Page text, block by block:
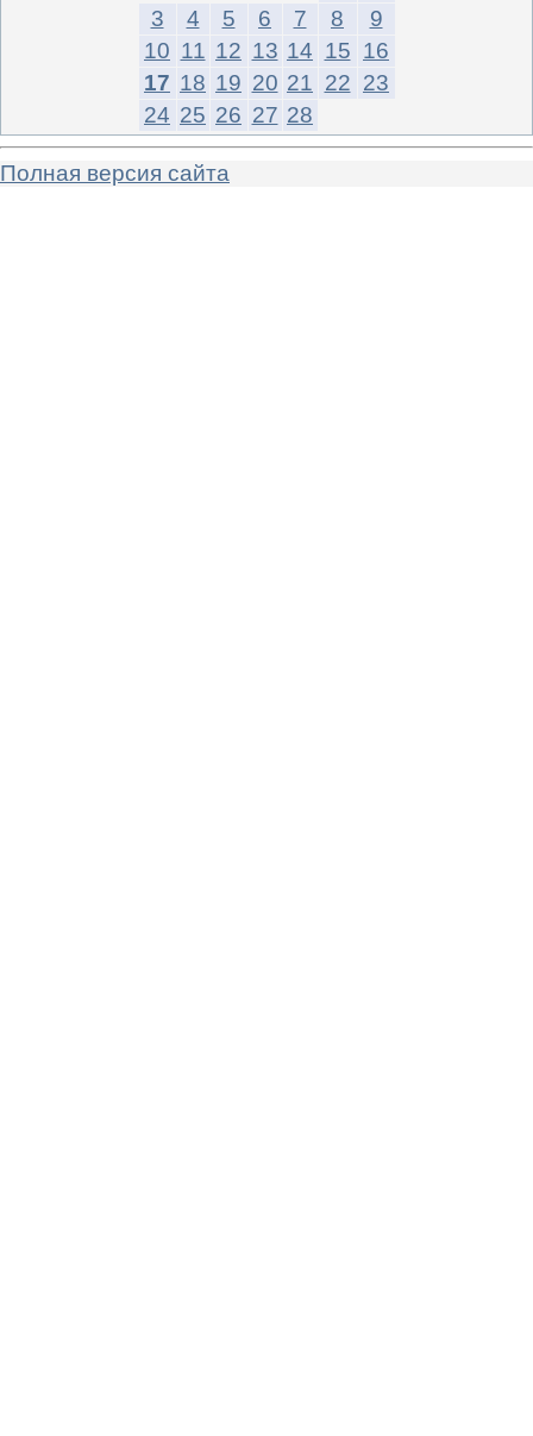
3
4 5 6 7 8
9
10 11 12 13 14 15 16
17 18 19 20 21 22 23
24 25 26 27 28
Полная версия сайта